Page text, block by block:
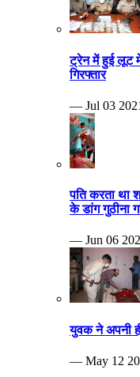
ट्रेन में हुई लूट
गिरफ्तार
— Jul 03
पति करता था
के डांग गुठीना
— Jun 06
युवक ने अपनी
— May 12